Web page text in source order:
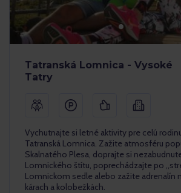
Tatranská Lomnica - Vysoké
Tatry
Vychutnajte si letné aktivity pre celú
Tatranská Lomnica. Zažite atmosféru
Skalnatého Plesa, doprajte si
Lomnického štítu, poprechádzajte po
Lomnickom sedle alebo zažite adrenalín
kárach a kolobežkách.